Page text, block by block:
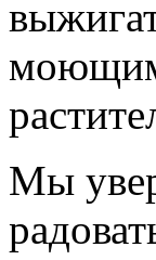
моющим
Мы